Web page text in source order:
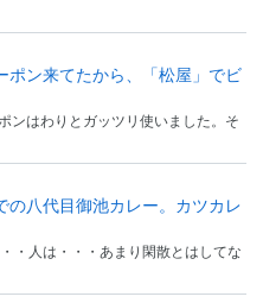
ポン来てたから、「松屋」でビ
ンはわりとガッツリ使いました。そ
の八代目御池カレー。カツカレ
・人は・・・あまり閑散とはしてな